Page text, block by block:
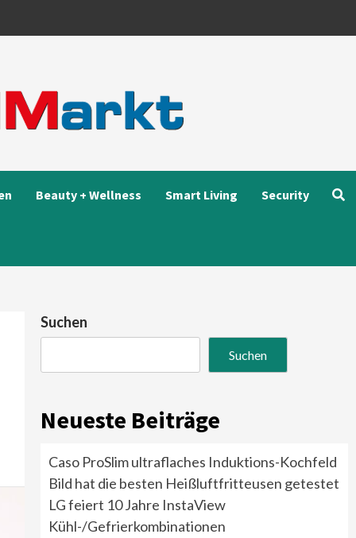
Beauty + Wellness Smart Living Security
Suchen
Suchen
Neueste Beiträge
Caso ProSlim ultraflaches Induktions-Kochfeld
Bild hat die besten Heißluftfritteusen getestet
LG feiert 10 Jahre InstaView
Kühl-/Gefrierkombinationen